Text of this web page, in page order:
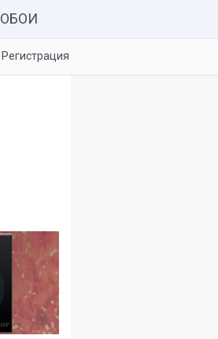
ОБОИ
Регистрация